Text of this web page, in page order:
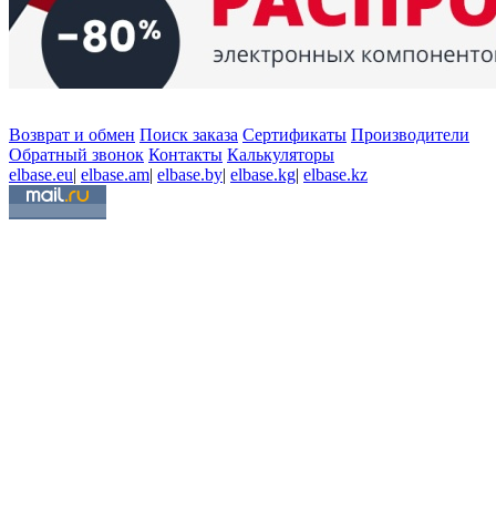
Возврат и обмен Поиск заказа Сертификаты Производители
Обратный звонок Контакты Калькуляторы
elbase.eu| elbase.am| elbase.by| elbase.kg| elbase.kz